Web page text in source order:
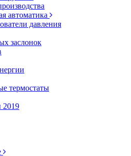
автоматика
давления
заслонок
термостаты
2019